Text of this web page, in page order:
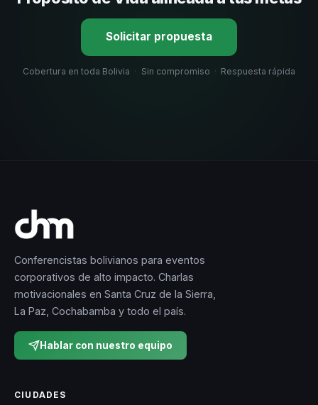
Solicitar propuesta
Cobertura en toda Bolivia · Sin compromiso · Respuesta rápida
Conferencistas bolivianos para eventos
corporativos de alto impacto. Charlas
motivacionales en Santa Cruz de la Sierra,
La Paz, Cochabamba y todo el país.
Hablar con nuestro equipo
CIUDADES